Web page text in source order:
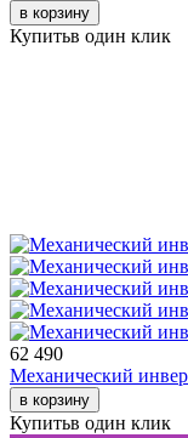
в корзину
Купитьв один клик
62 490
Механический
в корзину
Купитьв один клик